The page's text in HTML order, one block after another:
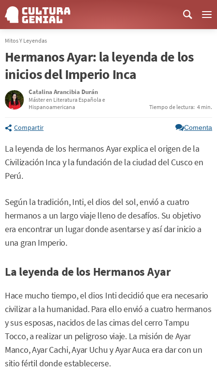
Mitos Y Leyendas
Hermanos Ayar: la leyenda de los
inicios del Imperio Inca
Catalina Arancibia Durán
Máster en Literatura Española e
Hispanoamericana
Tiempo de lectura: 4 min.
Compartir Comenta
La leyenda de los hermanos Ayar explica el origen de la
Civilización Inca y la fundación de la ciudad del Cusco en
Perú.
Según la tradición, Inti, el dios del sol, envió a cuatro
hermanos a un largo viaje lleno de desafíos. Su objetivo
era encontrar un lugar donde asentarse y así dar inicio a
una gran Imperio.
La leyenda de los Hermanos Ayar
Hace mucho tiempo, el dios Inti decidió que era necesario
civilizar a la humanidad. Para ello envió a cuatro hermanos
y sus esposas, nacidos de las cimas del cerro Tampu
Tocco, a realizar un peligroso viaje. La misión de Ayar
Manco, Ayar Cachi, Ayar Uchu y Ayar Auca era dar con un
sitio fértil donde establecerse.